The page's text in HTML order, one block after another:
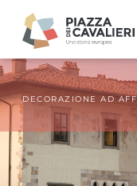
EDIFICIE
LA PIAZZA
PERSONAGGI
DECORAZIONE AD